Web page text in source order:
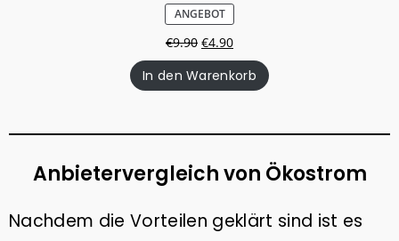
ANGEBOTPRODUKT
IM
ANGEBOT
€9.90 €4.90
In den Warenkorb
Anbietervergleich von Ökostrom
Nachdem die Vorteilen geklärt sind ist es